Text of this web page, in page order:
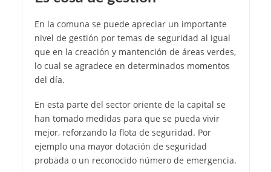
En la comuna se puede apreciar un importante
nivel de gestión por temas de seguridad al igual
que en la creación y mantención de áreas verdes,
lo cual se agradece en determinados momentos
del día.
En esta parte del sector oriente de la capital se
han tomado medidas para que se pueda vivir
mejor, reforzando la flota de seguridad. Por
ejemplo una mayor dotación de seguridad
probada o un reconocido número de emergencia.